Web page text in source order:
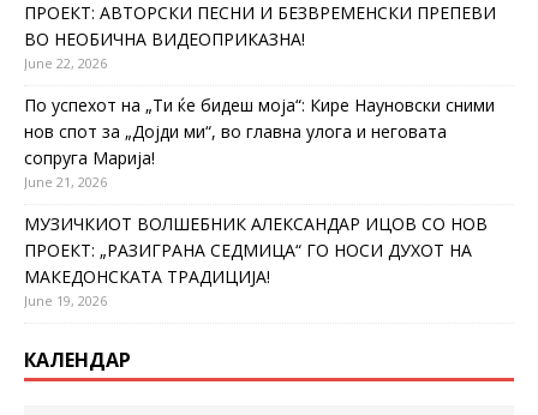
ПРОЕКТ: АВТОРСКИ ПЕСНИ И БЕЗВРЕМЕНСКИ ПРЕПЕВИ
ВО НЕОБИЧНА ВИДЕОПРИКАЗНА!
June 22, 2026
По успехот на „Ти ќе бидеш моја“: Кире Науновски сними
нов спот за „Дојди ми“, во главна улога и неговата
сопруга Марија!
June 21, 2026
МУЗИЧКИОТ ВОЛШЕБНИК АЛЕКСАНДАР ИЦОВ СО НОВ
ПРОЕКТ: „РАЗИГРАНА СЕДМИЦА“ ГО НОСИ ДУХОТ НА
МАКЕДОНСКАТА ТРАДИЦИЈА!
June 19, 2026
КАЛЕНДАР